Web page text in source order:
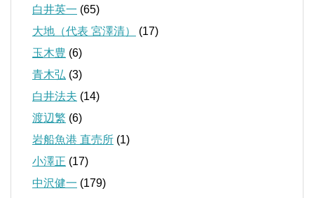
白井英一 (65)
大地（代表 宮澤清）
(17)
玉木豊 (6)
青木弘 (3)
白井法夫 (14)
渡辺繁 (6)
岩船魚港 直売所 (1)
小澤正 (17)
中沢健一 (179)